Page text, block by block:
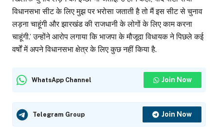
विधानसभा सीट के लिए मुझ पर भरोसा जताती है तो मैं इस सीट से चुनाव
लड़ना चाहूंगी और झारखंड की राजधानी के लोगों के लिए काम करना
चाहूंगी.’ उन्होंने आरोप लगाया कि भाजपा के मौजूदा विधायक ने पिछले कई
वर्षों में अपने विधानसभा क्षेत्र के लिए कुछ नहीं किया है.
WhatsApp Channel Join Now
Telegram Group Join Now